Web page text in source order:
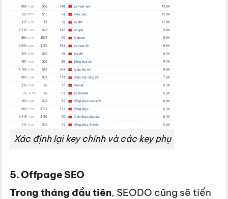
Xác định lại key chính và các key phụ
5. Offpage SEO
Trong tháng đầu tiên, SEODO cũng sẽ tiến